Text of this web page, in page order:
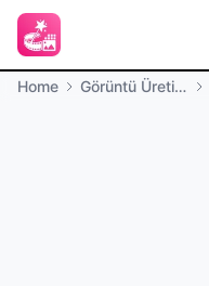
Home Görüntü Üretimi